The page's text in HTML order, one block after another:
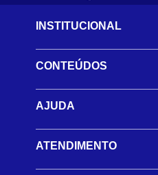
INSTITUCIONAL
CONTEÚDOS
AJUDA
ATENDIMENTO